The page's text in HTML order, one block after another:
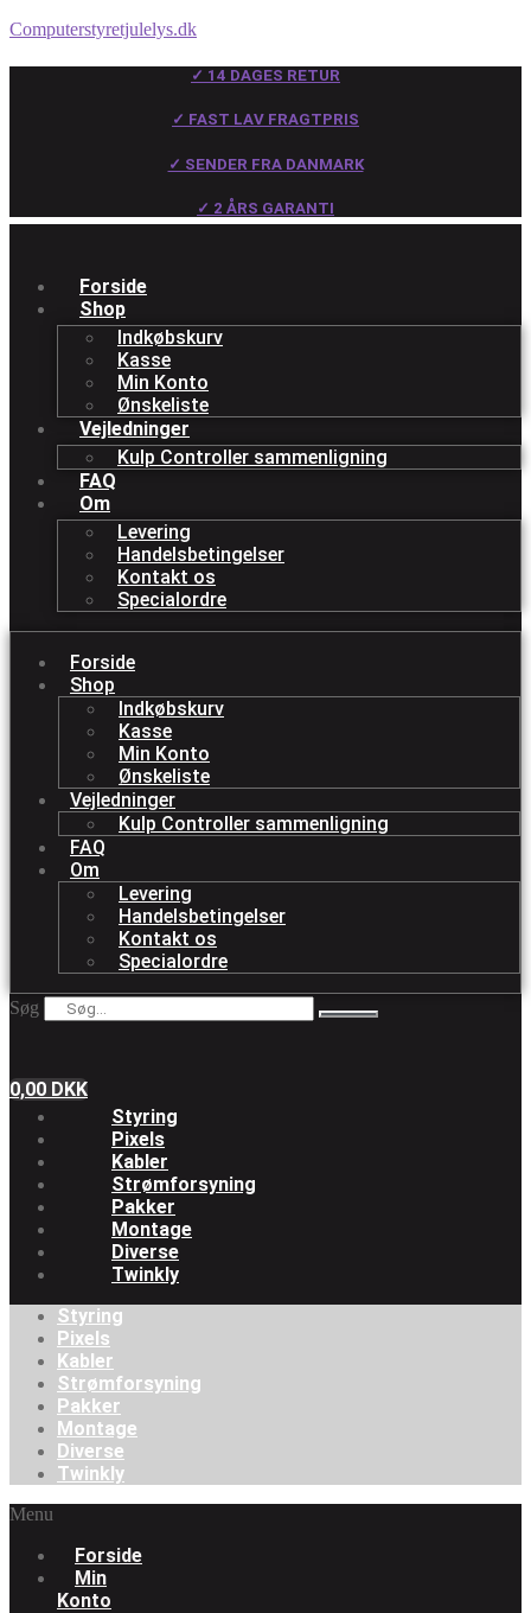
Computerstyretjulelys.dk
✓ 14 DAGES RETUR
✓ FAST LAV FRAGTPRIS
✓ SENDER FRA DANMARK
✓ 2 ÅRS GARANTI
Forside
Shop
Indkøbskurv
Kasse
Min Konto
Ønskeliste
Vejledninger
Kulp Controller sammenligning
FAQ
Om
Levering
Handelsbetingelser
Kontakt os
Specialordre
Forside
Shop
Indkøbskurv
Kasse
Min Konto
Ønskeliste
Vejledninger
Kulp Controller sammenligning
FAQ
Om
Levering
Handelsbetingelser
Kontakt os
Specialordre
Søg
0,00 DKK
Styring
Pixels
Kabler
Strømforsyning
Pakker
Montage
Diverse
Twinkly
Styring
Pixels
Kabler
Strømforsyning
Pakker
Montage
Diverse
Twinkly
Menu
Forside
Min
Konto